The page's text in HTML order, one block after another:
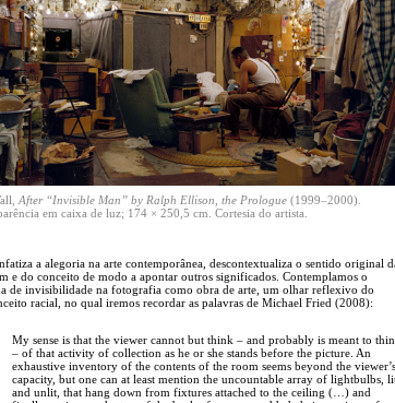
After “Invisible Man” by Ralph Ellison, the Prologue (1999–2000).
em caixa de luz; 174 × 250,5 cm. Cortesia do artista.
a alegoria na arte contemporânea, descontextualiza o sentido original
e do conceito de modo a apontar outros significados. Contemplamos o
de invisibilidade na fotografia como obra de arte, um olhar reflexivo do
racial, no qual iremos recordar as palavras de Michael Fried (2008):
My sense is that the viewer cannot but think – and probably is meant to
– of that activity of collection as he or she stands before the picture. An
exhaustive inventory of the contents of the room seems beyond the viewer’s
capacity, but one can at least mention the uncountable array of lightbulbs,
and unlit, that hang down from fixtures attached to the ceiling (…) and